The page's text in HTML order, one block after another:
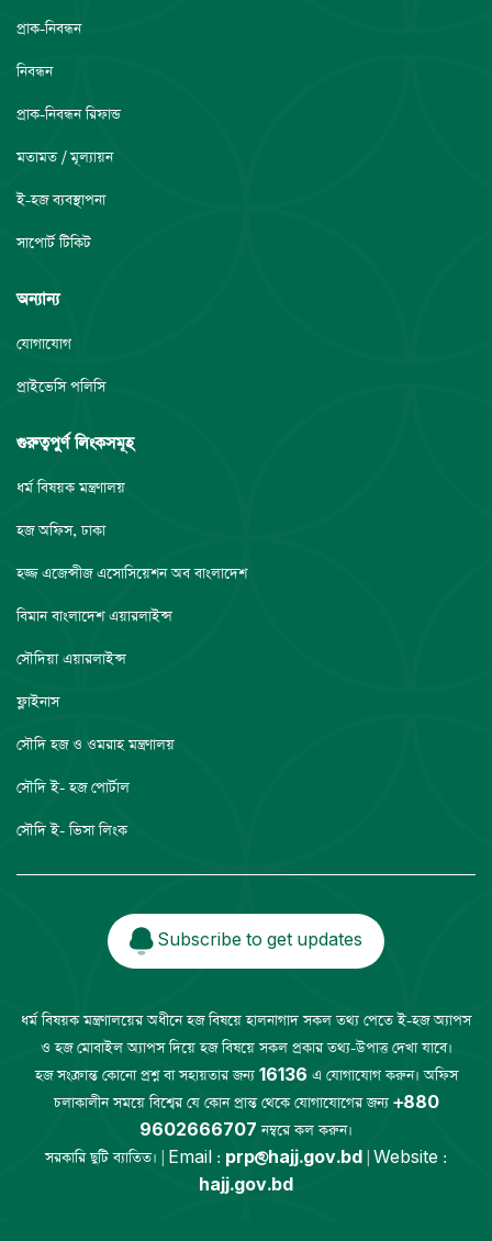
প্রাক-নিবন্ধন
নিবন্ধন
প্রাক-নিবন্ধন রিফান্ড
মতামত / মূল্যায়ন
ই-হজ ব্যবস্থাপনা
সাপোর্ট টিকিট
অন্যান্য
যোগাযোগ
প্রাইভেসি পলিসি
গুরুত্বপুর্ণ লিংকসমূহ
ধর্ম বিষয়ক মন্ত্রণালয়
হজ অফিস, ঢাকা
হজ্জ এজেন্সীজ এসোসিয়েশন অব বাংলাদেশ
বিমান বাংলাদেশ এয়ারলাইন্স
সৌদিয়া এয়ারলাইন্স
ফ্লাইনাস
সৌদি হজ ও ওমরাহ মন্ত্রণালয়
সৌদি ই- হজ পোর্টাল
সৌদি ই- ভিসা লিংক
Subscribe to get updates
ধর্ম বিষয়ক মন্ত্রণালয়ের অধীনে হজ বিষয়ে হালনাগাদ সকল তথ্য পেতে ই-হজ অ্যাপস
ও হজ মোবাইল অ্যাপস দিয়ে হজ বিষয়ে সকল প্রকার তথ্য-উপাত্ত দেখা যাবে।
হজ সংক্রান্ত কোনো প্রশ্ন বা সহায়তার জন্য 16136 এ যোগাযোগ করুন। অফিস
চলাকালীন সময়ে বিশ্বের যে কোন প্রান্ত থেকে যোগাযোগের জন্য +880
9602666707 নম্বরে কল করুন।
সরকারি ছুটি ব্যাতিত। | Email : prp@hajj.gov.bd | Website :
hajj.gov.bd